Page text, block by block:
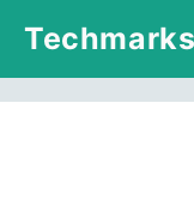
跳
主